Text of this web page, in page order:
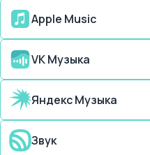
Apple Music
VK Музыка
Яндекс Музыка
Звук